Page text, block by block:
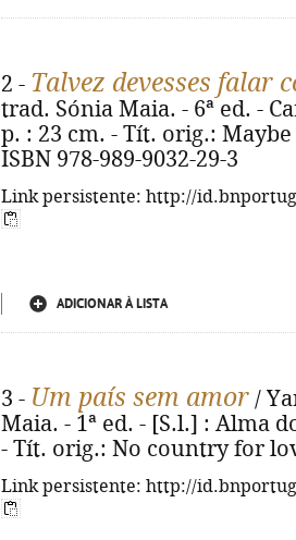
2 - Talvez devesses falar
trad. Sónia Maia. - 6ª ed. -
p. : 23 cm. - Tít. orig.:
ISBN 978-989-9032-29-3
Link persistente: http://
ADICIONAR À LISTA
3 - Um país sem amor /
Maia. - 1ª ed. - [S.l.] : Alma
- Tít. orig.: No country for
Link persistente: http://